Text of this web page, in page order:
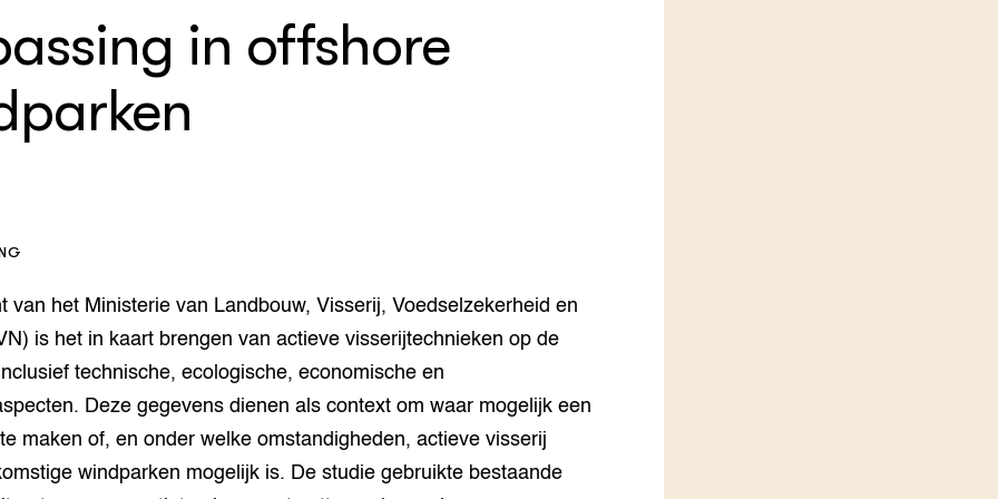
Aquacultuur
economy
Maat projecten
Innovatieloket
& Biologisch
in offshore
van het Ministerie van Landbouw, Visserij, Voedselzekerheid en
is het in kaart brengen van actieve visserijtechnieken op de
technische, ecologische, economische en
Deze gegevens dienen als context om waar mogelijk een
maken of, en onder welke omstandigheden, actieve visserij
windparken mogelijk is. De studie gebruikte bestaande